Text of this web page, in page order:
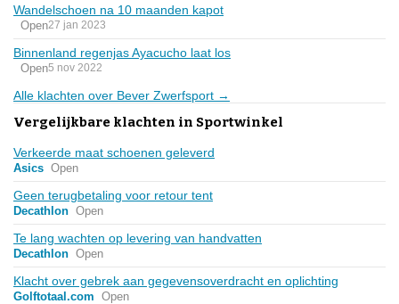
Wandelschoen na 10 maanden kapot
Open27 jan 2023
Binnenland regenjas Ayacucho laat los
Open5 nov 2022
Alle klachten over Bever Zwerfsport →
Vergelijkbare klachten in Sportwinkel
Verkeerde maat schoenen geleverd
Asics Open
Geen terugbetaling voor retour tent
Decathlon Open
Te lang wachten op levering van handvatten
Decathlon Open
Klacht over gebrek aan gegevensoverdracht en oplichting
Golftotaal.com Open